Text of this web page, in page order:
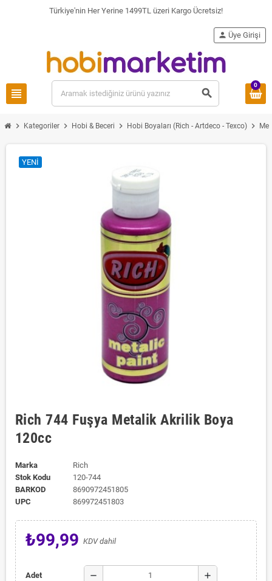
Türkiye'nin Her Yerine 1499TL üzeri Kargo Ücretsiz!
view_headline search
person Üye Girişi
0
chevron_right Kategoriler chevron_right Hobi & Beceri chevron_right Hobi Boyaları (Rich - Artdeco - Texco) chevron_right
YENI
Rich 744 Fuşya Metalik Akrilik Boya
120cc
Marka
Rich
Stok Kodu
120-744
BARKOD
8690972451805
UPC
869972451803
₺99,99 KDV dahil
Adet remove add